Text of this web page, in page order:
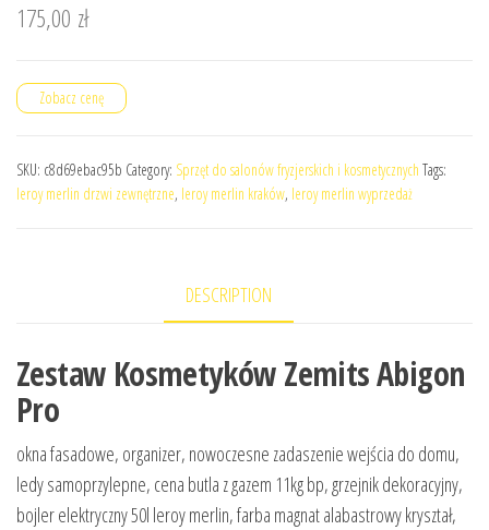
175,00 zł
Zobacz cenę
SKU: c8d69ebac95b Category: Sprzęt do salonów fryzjerskich i kosmetycznych Tags:
leroy merlin drzwi zewnętrzne, leroy merlin kraków, leroy merlin wyprzedaż
DESCRIPTION
Zestaw Kosmetyków Zemits Abigon
Pro
okna fasadowe, organizer, nowoczesne zadaszenie wejścia do domu,
ledy samoprzylepne, cena butla z gazem 11kg bp, grzejnik dekoracyjny,
bojler elektryczny 50l leroy merlin, farba magnat alabastrowy kryształ,